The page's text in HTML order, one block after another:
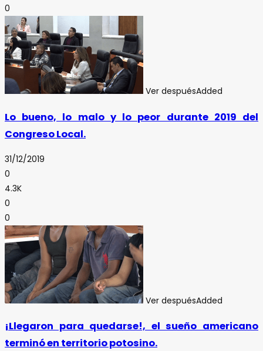
0
Ver despuésAdded
Lo bueno, lo malo y lo peor durante 2019 del
Congreso Local.
31/12/2019
0
4.3K
0
0
Ver despuésAdded
¡Llegaron para quedarse!, el sueño americano
terminó en territorio potosino.